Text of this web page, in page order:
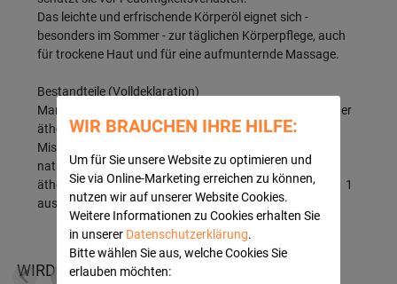
WIR BRAUCHEN IHRE HILFE:
Um für Sie unsere Website zu optimieren und
Sie via Online-Marketing erreichen zu können,
nutzen wir auf unserer Website Cookies.
Weitere Informationen zu Cookies erhalten Sie
in unserer Datenschutzerklärung.
Bitte wählen Sie aus, welche Cookies Sie
erlauben möchten:
Das leichte und erfrischende Körperöl eignet sich -
besonders im Sommer - zur täglichen Körperpflege, auch
für trockene Haut und für eine aufmunternde Massage.
Bestandteile (Volldeklaration)
Mandelöl Alkohol Zitronenöl Wasser Mischung natürlicher
ätherischer Öle 1 Mischung natürlicher ätherischer Öle 1
Mischung natürlicher ätherischer Öle 1 Mischung
natürlicher ätherischer Öle 1 Mischung natürlicher
ätherischer Öle 1 Mischung natürlicher ätherischer Öle 1 1
aus natürlichen ätherischen Ölen
WIRD OFT ZUSAMMEN GEKAUFT: